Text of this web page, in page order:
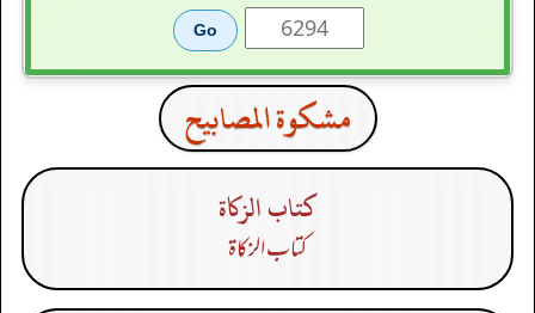
مشكوة المصابيح
كتاب الزكاة
كتاب الزكاة